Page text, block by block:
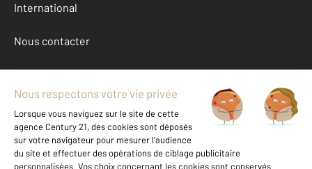
International
Nous contacter
Mentions légales & CGU et Barèmes d'honoraires
Données personnelles
Gestionnaire des cookies